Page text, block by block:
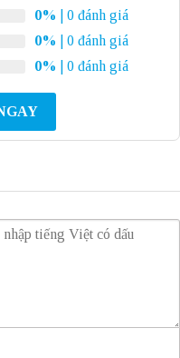
0%
| 0 đánh giá
0%
| 0 đánh giá
0% | 0 đánh giá